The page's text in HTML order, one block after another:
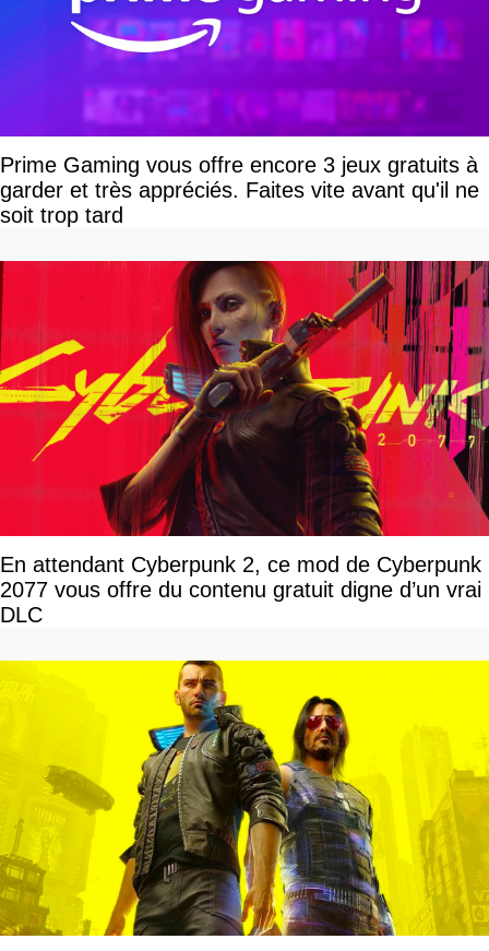
Prime Gaming vous offre encore 3 jeux gratuits à
garder et très appréciés. Faites vite avant qu'il ne
soit trop tard
En attendant Cyberpunk 2, ce mod de Cyberpunk
2077 vous offre du contenu gratuit digne d’un vrai
DLC